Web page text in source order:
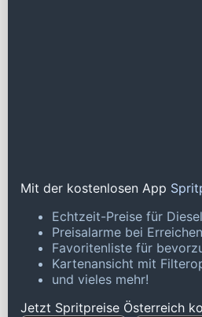
Mit der kostenlosen App
Echtzeit-Preise für
Preisalarme bei
Favoritenliste für
Kartenansicht mit
und vieles mehr!
Jetzt Spritpreise Österreich